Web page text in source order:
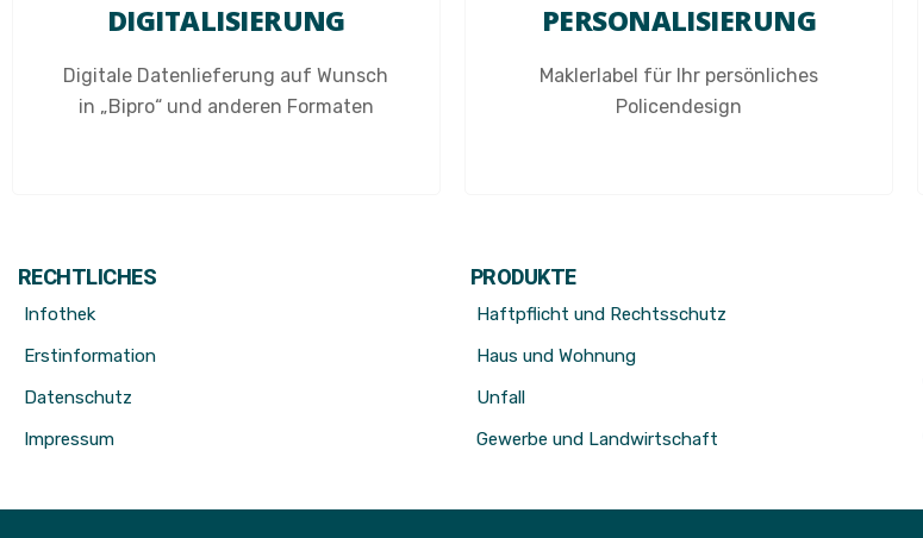
DIGITALISIERUNG
Digitale Datenlieferung auf Wunsch
in „Bipro“ und anderen Formaten
PERSONALISIERUNG
Maklerlabel für Ihr persönliches
Policendesign
RECHTLICHES
Infothek
Erstinformation
Datenschutz
Impressum
PRODUKTE
Haftpflicht und Rechtsschutz
Haus und Wohnung
Unfall
Gewerbe und Landwirtschaft